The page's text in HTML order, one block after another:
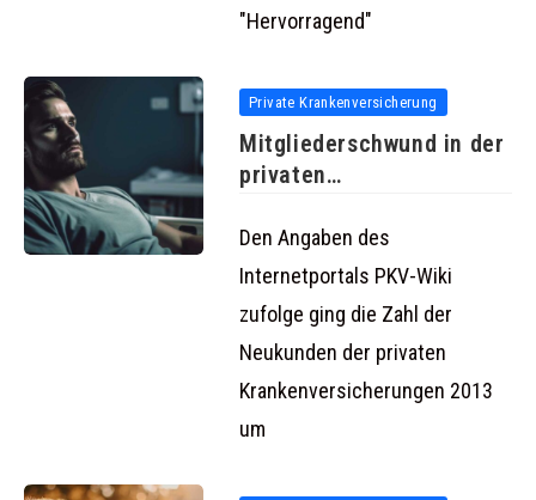
"Hervorragend"
Private Krankenversicherung
Mitgliederschwund in der
privaten
Den Angaben des
Internetportals PKV-Wiki
zufolge ging die Zahl der
Neukunden der privaten
Krankenversicherungen 2013
um